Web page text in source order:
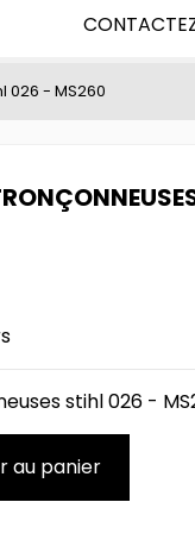
026 - MS260
stihl 026 -
au panier